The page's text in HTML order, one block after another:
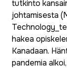
tutkinto
johtamisesta (
hakea
Kanadaan.
pandemia